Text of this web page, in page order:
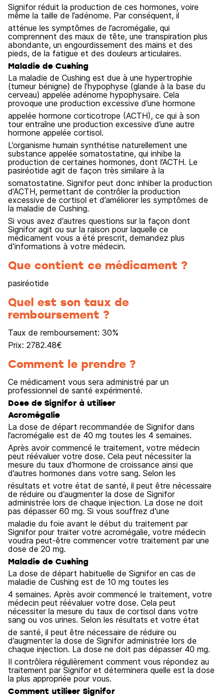
Signifor réduit la production de ces hormones, voire
même la taille de l’adénome. Par conséquent, il
atténue les symptômes de l’acromégalie, qui
comprennent des maux de tête, une transpiration plus
abondante, un engourdissement des mains et des
pieds, de la fatigue et des douleurs articulaires.
Maladie de Cushing
La maladie de Cushing est due à une hypertrophie
(tumeur bénigne) de l’hypophyse (glande à la base du
cerveau) appelée adénome hypophysaire. Cela
provoque une production excessive d’une hormone
appelée hormone corticotrope (ACTH), ce qui à son
tour entraîne une production excessive d’une autre
hormone appelée cortisol.
L’organisme humain synthétise naturellement une
substance appelée somatostatine, qui inhibe la
production de certaines hormones, dont l’ACTH. Le
pasiréotide agit de façon très similaire à la
somatostatine. Signifor peut donc inhiber la production
d’ACTH, permettant de contrôler la production
excessive de cortisol et d’améliorer les symptômes de
la maladie de Cushing.
Si vous avez d’autres questions sur la façon dont
Signifor agit ou sur la raison pour laquelle ce
médicament vous a été prescrit, demandez plus
d’informations à votre médecin.
Que contient ce médicament ?
pasiréotide
Quel est son taux de
remboursement ?
Taux de remboursement: 30%
Prix: 2782.48€
Comment le prendre ?
Ce médicament vous sera administré par un
professionnel de santé expérimenté.
Dose de Signifor à utiliser
Acromégalie
La dose de départ recommandée de Signifor dans
l’acromégalie est de 40 mg toutes les 4 semaines.
Après avoir commencé le traitement, votre médecin
peut réévaluer votre dose. Cela peut nécessiter la
mesure du taux d’hormone de croissance ainsi que
d’autres hormones dans votre sang. Selon les
résultats et votre état de santé, il peut être nécessaire
de réduire ou d’augmenter la dose de Signifor
administrée lors de chaque injection. La dose ne doit
pas dépasser 60 mg. Si vous souffrez d'une
maladie du foie avant le début du traitement par
Signifor pour traiter votre acromégalie, votre médecin
voudra peut-être commencer votre traitement par une
dose de 20 mg.
Maladie de Cushing
La dose de départ habituelle de Signifor en cas de
maladie de Cushing est de 10 mg toutes les
4 semaines. Après avoir commencé le traitement, votre
médecin peut réévaluer votre dose. Cela peut
nécessiter la mesure du taux de cortisol dans votre
sang ou vos urines. Selon les résultats et votre état
de santé, il peut être nécessaire de réduire ou
d’augmenter la dose de Signifor administrée lors de
chaque injection. La dose ne doit pas dépasser 40 mg.
Il contrôlera régulièrement comment vous répondez au
traitement par Signifor et déterminera quelle est la dose
la plus appropriée pour vous.
Comment utiliser Signifor